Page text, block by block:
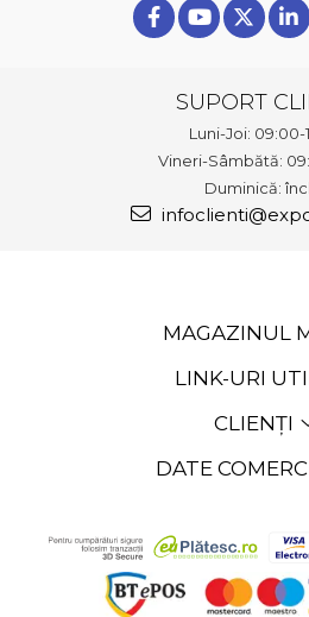
SUPORT
Luni-Joi: 09:00-
Vineri-Sâmbătă:
Duminică:
MAGAZINUL
LINK-URI
CLIENȚI
DATE